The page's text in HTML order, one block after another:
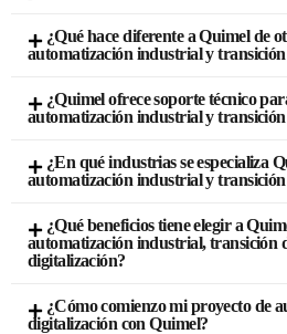
¿Qué hace diferente a Quimel de
automatización industrial y
¿Quimel ofrece soporte técnico
automatización industrial y
¿En qué industrias se especializa
automatización industrial y
¿Qué beneficios tiene elegir a
automatización industrial, transición
digitalización?
¿Cómo comienzo mi proyecto de
digitalización con Quimel?